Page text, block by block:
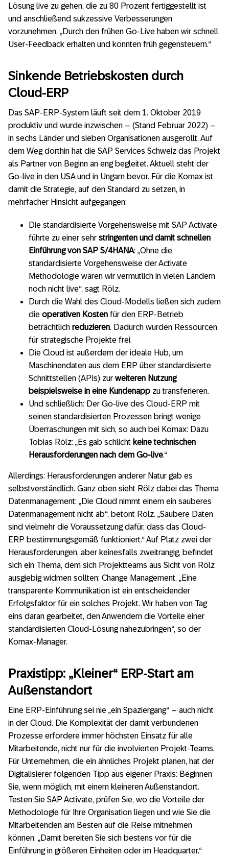
Lösung live zu gehen, die zu 80 Prozent fertiggestellt ist
und anschließend sukzessive Verbesserungen
vorzunehmen. „Durch den frühen Go-Live haben wir schnell
User-Feedback erhalten und konnten früh gegensteuern.“
Sinkende Betriebskosten durch
Cloud-ERP
Das SAP-ERP-System läuft seit dem 1. Oktober 2019
produktiv und wurde inzwischen – (Stand Februar 2022) –
in sechs Länder und sieben Organisationen ausgerollt. Auf
dem Weg dorthin hat die SAP Services Schweiz das Projekt
als Partner von Beginn an eng begleitet. Aktuell steht der
Go-live in den USA und in Ungarn bevor. Für die Komax ist
damit die Strategie, auf den Standard zu setzen, in
mehrfacher Hinsicht aufgegangen:
Die standardisierte Vorgehensweise mit SAP Activate
führte zu einer sehr stringenten und damit schnellen
Einführung von SAP S/4HANA: „Ohne die
standardisierte Vorgehensweise der Activate
Methodologie wären wir vermutlich in vielen Ländern
noch nicht live“, sagt Rölz.
Durch die Wahl des Cloud-Modells ließen sich zudem
die operativen Kosten für den ERP-Betrieb
beträchtlich reduzieren. Dadurch wurden Ressourcen
für strategische Projekte frei.
Die Cloud ist außerdem der ideale Hub, um
Maschinendaten aus dem ERP über standardisierte
Schnittstellen (APIs) zur weiteren Nutzung
beispielsweise in eine Kundenapp zu transferieren.
Und schließlich: Der Go-live des Cloud-ERP mit
seinen standardisierten Prozessen bringt wenige
Überraschungen mit sich, so auch bei Komax: Dazu
Tobias Rölz: „Es gab schlicht keine technischen
Herausforderungen nach dem Go-live.“
Allerdings: Herausforderungen anderer Natur gab es
selbstverständlich. Ganz oben sieht Rölz dabei das Thema
Datenmanagement: „Die Cloud nimmt einem ein sauberes
Datenmanagement nicht ab“, betont Rölz. „Saubere Daten
sind vielmehr die Voraussetzung dafür, dass das Cloud-
ERP bestimmungsgemäß funktioniert.“ Auf Platz zwei der
Herausforderungen, aber keinesfalls zweitrangig, befindet
sich ein Thema, dem sich Projektteams aus Sicht von Rölz
ausgiebig widmen sollten: Change Management. „Eine
transparente Kommunikation ist ein entscheidender
Erfolgsfaktor für ein solches Projekt. Wir haben von Tag
eins daran gearbeitet, den Anwendern die Vorteile einer
standardisierten Cloud-Lösung nahezubringen“, so der
Komax-Manager.
Praxistipp: „Kleiner“ ERP-Start am
Außenstandort
Eine ERP-Einführung sei nie „ein Spaziergang“ – auch nicht
in der Cloud. Die Komplexität der damit verbundenen
Prozesse erfordere immer höchsten Einsatz für alle
Mitarbeitende, nicht nur für die involvierten Projekt-Teams.
Für Unternehmen, die ein ähnliches Projekt planen, hat der
Digitalisierer folgenden Tipp aus eigener Praxis: Beginnen
Sie, wenn möglich, mit einem kleineren Außenstandort.
Testen Sie SAP Activate, prüfen Sie, wo die Vorteile der
Methodologie für Ihre Organisation liegen und wie Sie die
Mitarbeitenden am Besten auf die Reise mitnehmen
können. „Damit bereiten Sie sich bestens vor für die
Einführung in größeren Einheiten oder im Headquarter.“